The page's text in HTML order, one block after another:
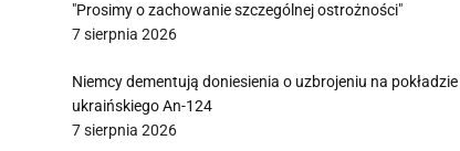
"Prosimy o zachowanie szczególnej ostrożności"
7 sierpnia 2026
Niemcy dementują doniesienia o uzbrojeniu na pokładzie
ukraińskiego An-124
7 sierpnia 2026